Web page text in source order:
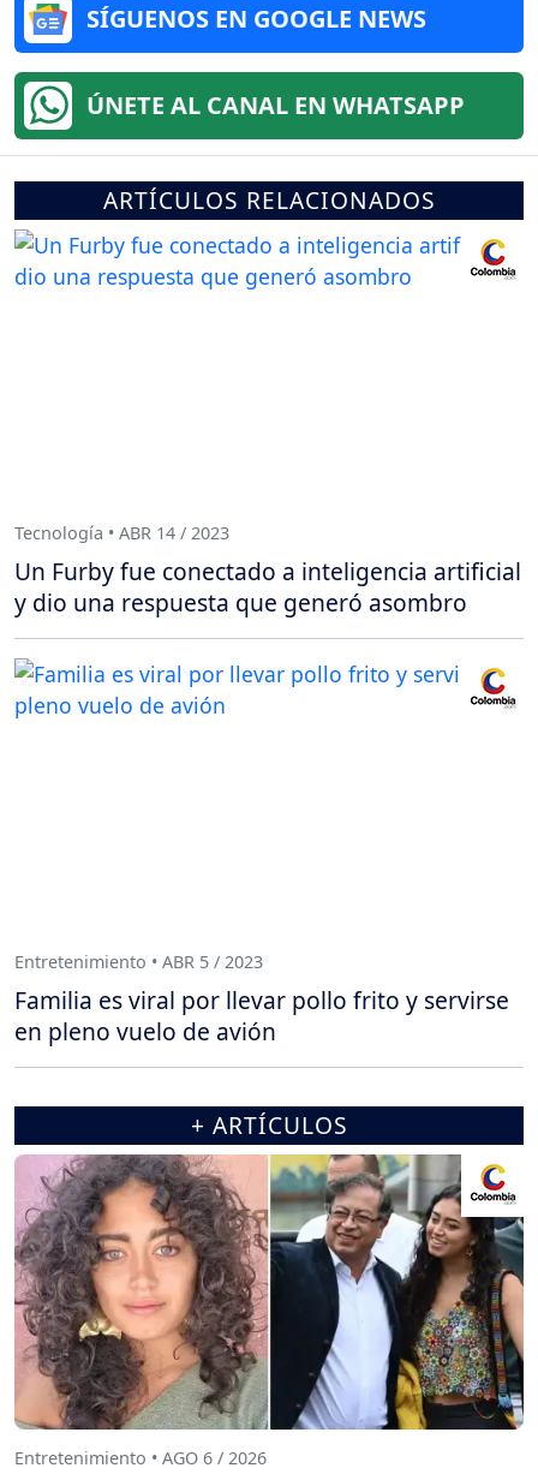
SÍGUENOS EN GOOGLE NEWS
ÚNETE AL CANAL EN WHATSAPP
ARTÍCULOS RELACIONADOS
Tecnología • ABR 14 / 2023
Un Furby fue conectado a inteligencia artificial
y dio una respuesta que generó asombro
Entretenimiento • ABR 5 / 2023
Familia es viral por llevar pollo frito y servirse
en pleno vuelo de avión
+ ARTÍCULOS
Entretenimiento • AGO 6 / 2026